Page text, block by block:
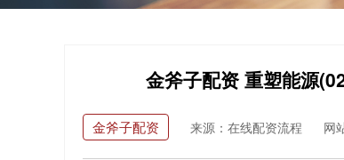
金斧子配资 重塑能源
金斧子配资 来源：在线配资流程 网